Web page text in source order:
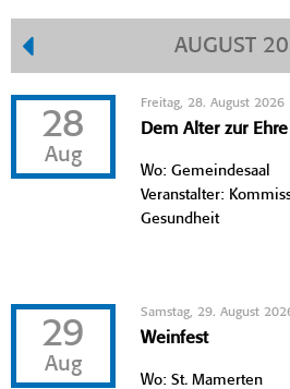
AUGUST
28
Aug
Freitag, 28. August 2026
Dem Alter zur Ehre
Wo: Gemeindesaal
Veranstalter:
Gesundheit
29
Aug
Samstag, 29. August
Weinfest
Wo: St. Mamerten